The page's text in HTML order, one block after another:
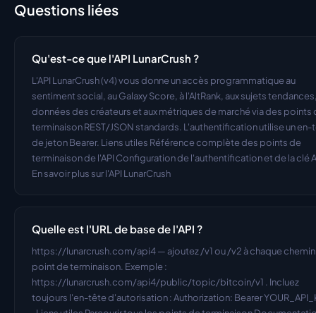
Questions liées
Qu'est-ce que l'API LunarCrush ?
L'API LunarCrush (v4) vous donne un accès programmatique au
sentiment social, au Galaxy Score, à l'AltRank, aux sujets
données des créateurs et aux métriques de marché via des points
terminaison REST/JSON standards. L'authentification utilise un
de jeton Bearer. Liens utiles Référence complète des points de
terminaison de l'API Configuration de l'authentification et de la clé
En savoir plus sur l'API LunarCrush
Quelle est l'URL de base de l'API ?
https://lunarcrush.com/api4 — ajoutez /v1 ou /v2 à chaque
point de terminaison. Exemple :
https://lunarcrush.com/api4/public/topic/bitcoin/v1 . Incluez
toujours l'en-tête d'autorisation : Authorization: Bearer